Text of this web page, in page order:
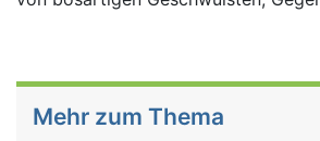
Mehr zum Thema